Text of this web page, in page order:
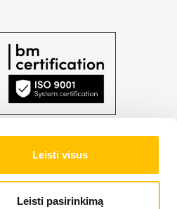
Leisti visus
Leisti pasirinkimą